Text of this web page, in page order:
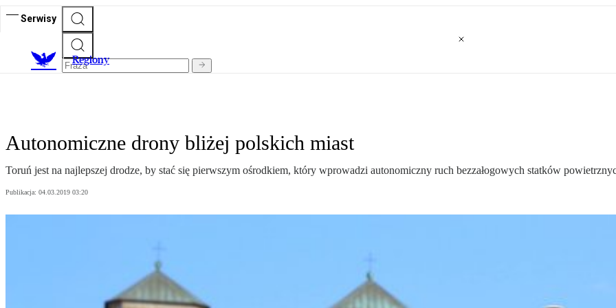
Serwisy
Regiony
Autonomiczne drony bliżej polskich miast
Toruń jest na najlepszej drodze, by stać się pierwszym ośrodkiem, który wprowadzi autonomiczny ruch bezzałogowych statków
Publikacja: 04.03.2019 03:20